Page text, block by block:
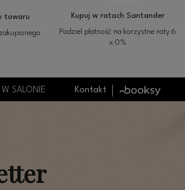
towaru Kupuj w ratach Santander
Podziel płatność na korzystne raty 6
x 0%
SALONIE Kontakt